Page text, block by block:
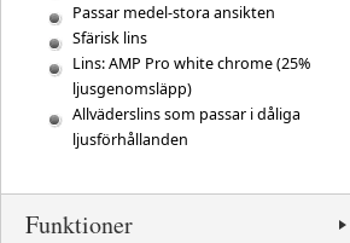
Passar medel-stora ansikten
Sfärisk lins
Lins: AMP Pro white chrome (25%
ljusgenomsläpp)
Allväderslins som passar i dåliga
ljusförhållanden
Funktioner